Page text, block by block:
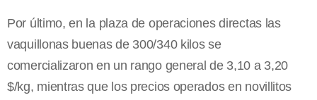
Por último, en la plaza de operaciones directas las
vaquillonas buenas de 300/340 kilos se
comercializaron en un rango general de 3,10 a 3,20
$/kg, mientras que los precios operados en novillitos